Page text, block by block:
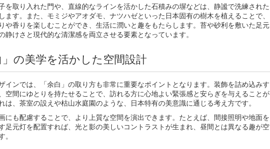
を取り入れた門や、直線的なラインを活かした石積みの塀などは、静謐で洗練された
ます。また、モミジやアオダモ、ナツハゼといった日本固有の樹木を植えることで、
や香りを楽しむことができ、生活に潤いと趣をもたらします。苔や砂利を敷いた足元
静けさと現代的な清潔感を両立させる要素となっています。
」の美学を活かした空間設計
インでは、「余白」の取り方も非常に重要なポイントとなります。装飾を詰め込みす
空間にゆとりを持たせることで、訪れる方に心地よい緊張感と安らぎを与えることが
は、茶室の設えや枯山水庭園のような、日本特有の美意識に通じる考え方です。
にも配慮することで、より上質な空間を演出できます。たとえば、間接照明や地面を
足元灯を配置すれば、光と影の美しいコントラストが生まれ、昼間とは異なる趣が空
。